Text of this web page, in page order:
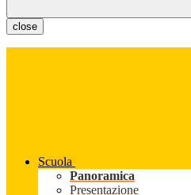
close
Scuola
Panoramica
Presentazione